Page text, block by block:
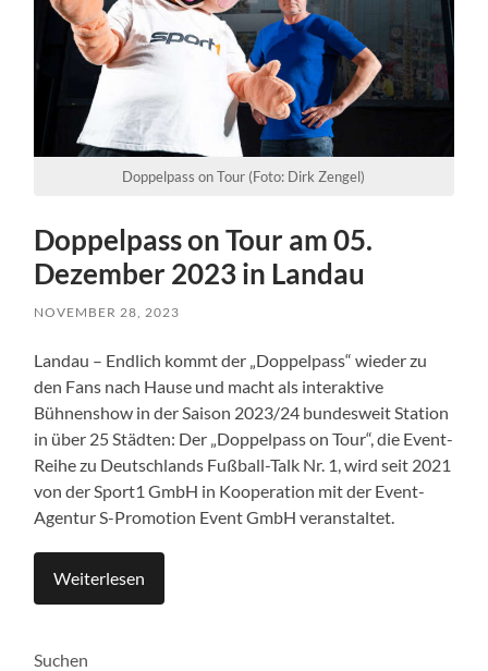
Doppelpass on Tour (Foto: Dirk Zengel)
Doppelpass on Tour am 05.
Dezember 2023 in Landau
NOVEMBER 28, 2023
Landau – Endlich kommt der „Doppelpass“ wieder zu
den Fans nach Hause und macht als interaktive
Bühnenshow in der Saison 2023/24 bundesweit Station
in über 25 Städten: Der „Doppelpass on Tour“, die Event-
Reihe zu Deutschlands Fußball-Talk Nr. 1, wird seit 2021
von der Sport1 GmbH in Kooperation mit der Event-
Agentur S-Promotion Event GmbH veranstaltet.
Weiterlesen
Suchen